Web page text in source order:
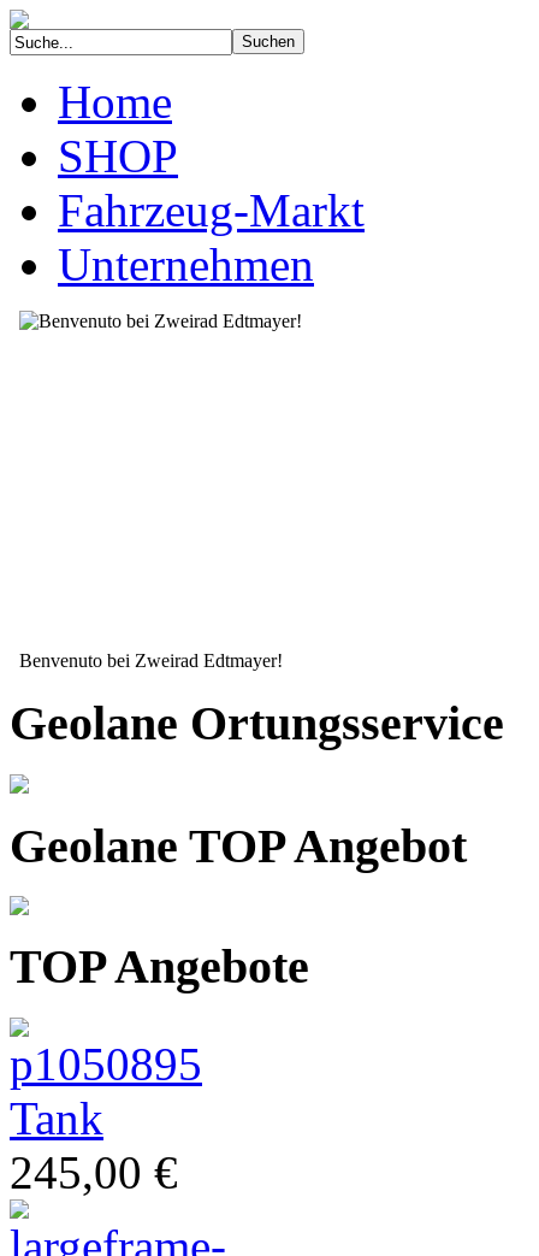
Home
SHOP
Fahrzeug-Markt
Unternehmen
Benvenuto bei Zweirad Edtmayer!
Seit mehr als 15 Jahren ihr zuverlässiger Partner wenn es um ihr
Geolane Ortungsservice
Geolane TOP Angebot
TOP Angebote
Tank
245,00 €